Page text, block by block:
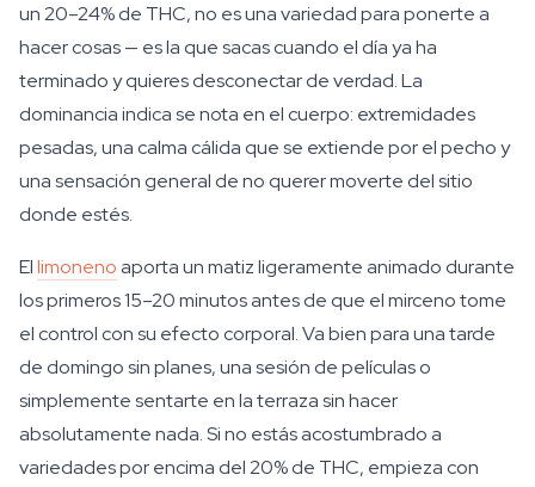
un 20–24% de THC, no es una variedad para ponerte a
hacer cosas — es la que sacas cuando el día ya ha
terminado y quieres desconectar de verdad. La
dominancia indica se nota en el cuerpo: extremidades
pesadas, una calma cálida que se extiende por el pecho y
una sensación general de no querer moverte del sitio
donde estés.
Ellimonenoaporta un matiz ligeramente animado durante
los primeros 15–20 minutos antes de que el mirceno tome
el control con su efecto corporal. Va bien para una tarde
de domingo sin planes, una sesión de películas o
simplemente sentarte en la terraza sin hacer
absolutamente nada. Si no estás acostumbrado a
variedades por encima del 20% de THC, empieza con